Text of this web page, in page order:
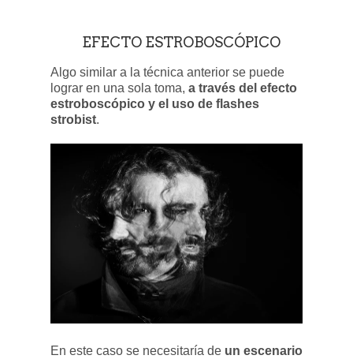
EFECTO ESTROBOSCÓPICO
Algo similar a la técnica anterior se puede
lograr en una sola toma, a través del efecto
estroboscópico y el uso de flashes
strobist.
En este caso se necesitaría de un escenario